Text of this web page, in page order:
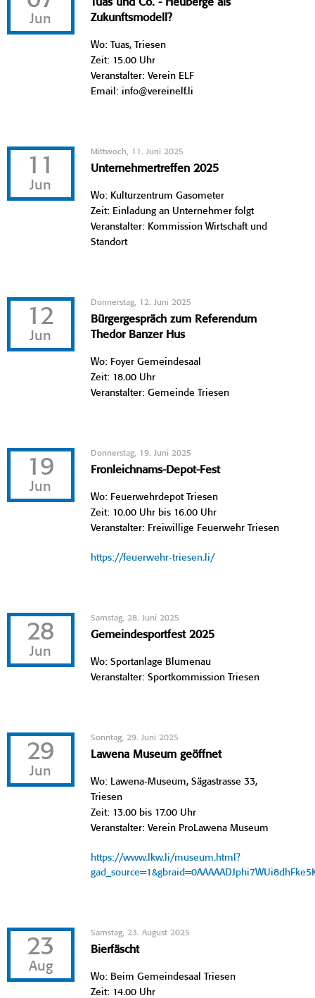
Jun
Zukunftsmodell?
Wo: Tuas, Triesen
Zeit: 15.00 Uhr
Veranstalter: Verein ELF
Email: info@vereinelf.li
11
Jun
Mittwoch, 11. Juni 2025
Unternehmertreffen 2025
Wo: Kulturzentrum Gasometer
Zeit: Einladung an Unternehmer folgt
Veranstalter: Kommission Wirtschaft und
Standort
12
Jun
Donnerstag, 12. Juni 2025
Bürgergespräch zum Referendum
Thedor Banzer Hus
Wo: Foyer Gemeindesaal
Zeit: 18.00 Uhr
Veranstalter: Gemeinde Triesen
19
Jun
Donnerstag, 19. Juni 2025
Fronleichnams-Depot-Fest
Wo: Feuerwehrdepot Triesen
Zeit: 10.00 Uhr bis 16.00 Uhr
Veranstalter: Freiwillige Feuerwehr Triesen
https://feuerwehr-triesen.li/
28
Jun
Samstag, 28. Juni 2025
Gemeindesportfest 2025
Wo: Sportanlage Blumenau
Veranstalter: Sportkommission Triesen
29
Jun
Sonntag, 29. Juni 2025
Lawena Museum geöffnet
Wo: Lawena-Museum, Sägastrasse 33,
Triesen
Zeit: 13.00 bis 17.00 Uhr
Veranstalter: Verein ProLawena Museum
https://www.lkw.li/museum.html?
23
Aug
Samstag, 23. August 2025
Bierfäscht
Wo: Beim Gemeindesaal Triesen
Zeit: 14.00 Uhr